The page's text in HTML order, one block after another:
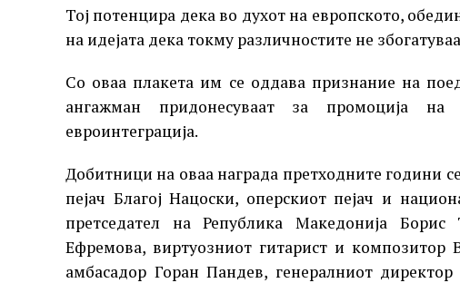
Тој потенцира дека во духот на европското,
на идејата дека токму различностите не
Со оваа плакета им се оддава признание на
ангажман придонесуваат за промоција
евроинтеграција.
Добитници на оваа награда претходните години
пејач Благој Нацоски, оперскиот пејач и
претседател на Република Македонија
Ефремова, виртуозниот гитарист и композитор
амбасадор Горан Пандев, генералниот